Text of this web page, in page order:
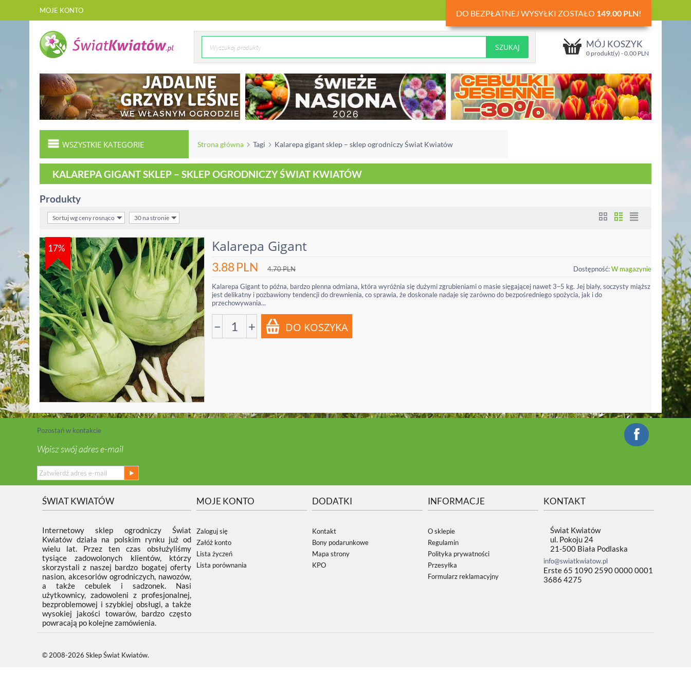
MOJE KONTO DO BEZPŁATNEJ WYSYŁKI ZOSTAŁO 149.00 PLN!
MÓJ KOSZYK
0 produkt(y) -0.00 PLN
WSZYSTKIE KATEGORIE Strona główna Tagi Kalarepa gigant sklep – sklep ogrodniczy Świat Kwiatów
KALAREPA GIGANT SKLEP – SKLEP OGRODNICZY ŚWIAT KWIATÓW
Produkty
Sortuj wg ceny rosnąco 30 na stronie
17% Kalarepa Gigant
3.88PLN 4.70PLN Dostępność:W magazynie
Kalarepa Gigant to późna, bardzo plenna odmiana, która wyróżnia się dużymi zgrubieniami o masie sięgającej nawet 3–5 kg. Jej biały, soczysty miąższ
jest delikatny i pozbawiony tendencji do drewnienia, co sprawia, że doskonale nadaje się zarówno do bezpośredniego spożycia, jak i do
przechowywania...
− +
Pozostań w kontakcie
Wpisz swój adres e-mail
ŚWIAT KWIATÓW
Internetowy sklep ogrodniczy Świat
Kwiatów działa na polskim rynku już od
wielu lat. Przez ten czas obsłużyliśmy
tysiące zadowolonych klientów, którzy
skorzystali z naszej bardzo bogatej oferty
nasion, akcesoriów ogrodniczych, nawozów,
a także cebulek i sadzonek. Nasi
użytkownicy, zadowoleni z profesjonalnej,
bezproblemowej i szybkiej obsługi, a także
wysokiej jakości towarów, bardzo często
powracają po kolejne zamówienia.
MOJE KONTO
Zaloguj się
Załóż konto
Lista życzeń
Lista porównania
DODATKI
Kontakt
Bony podarunkowe
Mapa strony
KPO
INFORMACJE
O sklepie
Regulamin
Polityka prywatności
Przesyłka
Formularz reklamacyjny
KONTAKT
Świat Kwiatów
ul. Pokoju 24
21-500 Biała Podlaska
info@swiatkwiatow.pl
Erste 65 1090 2590 0000 0001
3686 4275
© 2008-2026 Sklep Świat Kwiatów.